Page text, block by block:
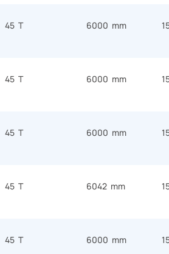
45 T 6000 mm
45 T 6000 mm
45 T 6000 mm
45 T 6042 mm
45 T 6000 mm